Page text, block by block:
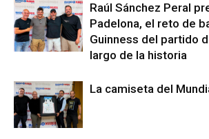
Raúl Sánchez Peral
Padelona, el reto de
Guinness del partido
largo de la historia
La camiseta del